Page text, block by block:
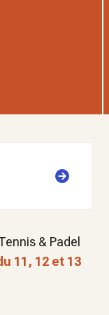
& Padel
11, 12 et 13